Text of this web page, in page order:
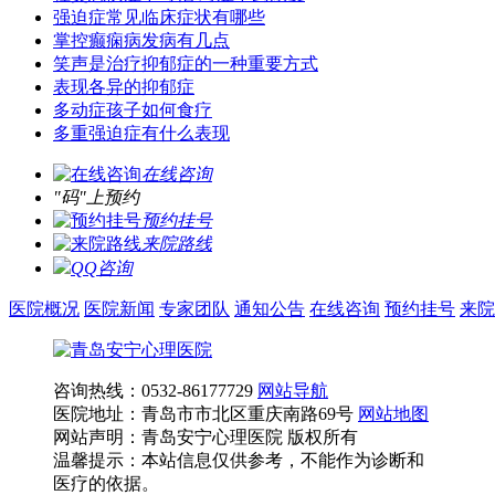
强迫症常见临床症状有哪些
掌控癫痫病发病有几点
笑声是治疗抑郁症的一种重要方式
表现各异的抑郁症
多动症孩子如何食疗
多重强迫症有什么表现
在线咨询
"码"上预约
预约挂号
来院路线
QQ咨询
医院概况 医院新闻 专家团队 通知公告 在线咨询 预约挂号 来
咨询热线：0532-86177729 网站导航
医院地址：青岛市市北区重庆南路69号 网站地图
网站声明：青岛安宁心理医院 版权所有
温馨提示：本站信息仅供参考，不能作为诊断和
医疗的依据。